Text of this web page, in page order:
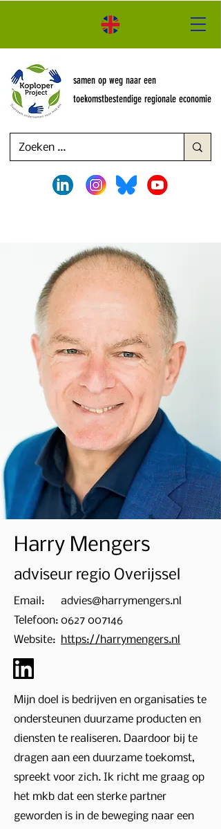
samen op weg naar een
toekomstbestendige regionale economie
Harry Mengers
adviseur regio Overijssel
Email:
advies@harrymengers.nl
Telefoon: 0627 007146
Website: https://harrymengers.nl
Mijn doel is bedrijven en organisaties te
ondersteunen duurzame producten en
diensten te realiseren. Daardoor bij te
dragen aan een duurzame toekomst,
spreekt voor zich. Ik richt me graag op
het mkb dat een sterke partner
geworden is in de beweging naar een